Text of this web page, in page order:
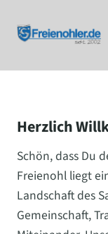
Inhalt
springen
Herzlich
Schön, dass Du
Freienohl liegt
Landschaft des
Gemeinschaft,